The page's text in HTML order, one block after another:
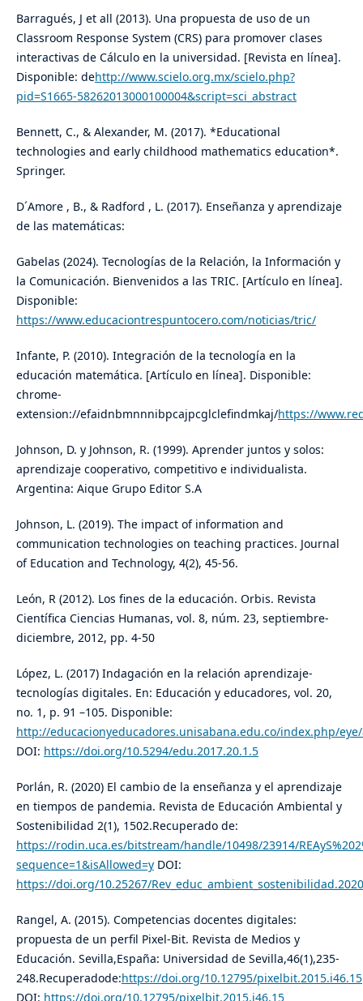
Barragués, J et all (2013). Una propuesta de uso de un
Classroom Response System (CRS) para promover clases
interactivas de Cálculo en la universidad. [Revista en línea].
Disponible: dehttp://www.scielo.org.mx/scielo.php?
pid=S1665-58262013000100004&script=sci_abstract
Bennett, C., & Alexander, M. (2017). *Educational
technologies and early childhood mathematics education*.
Springer.
D´Amore , B., & Radford , L. (2017). Enseñanza y aprendizaje
de las matemáticas:
Gabelas (2024). Tecnologías de la Relación, la Información y
la Comunicación. Bienvenidos a las TRIC. [Artículo en línea].
Disponible:
https://www.educaciontrespuntocero.com/noticias/tric/
Infante, P. (2010). Integración de la tecnología en la
educación matemática. [Artículo en línea]. Disponible:
chrome-
extension://efaidnbmnnnibpcajpcglclefindmkaj/https://
Johnson, D. y Johnson, R. (1999). Aprender juntos y solos:
aprendizaje cooperativo, competitivo e individualista.
Argentina: Aique Grupo Editor S.A
Johnson, L. (2019). The impact of information and
communication technologies on teaching practices. Journal
of Education and Technology, 4(2), 45-56.
León, R (2012). Los fines de la educación. Orbis. Revista
Científica Ciencias Humanas, vol. 8, núm. 23, septiembre-
diciembre, 2012, pp. 4-50
López, L. (2017) Indagación en la relación aprendizaje-
tecnologías digitales. En: Educación y educadores, vol. 20,
no. 1, p. 91 –105. Disponible:
http://educacionyeducadores.unisabana.edu.co/index.php/
DOI: https://doi.org/10.5294/edu.2017.20.1.5
Porlán, R. (2020) El cambio de la enseñanza y el aprendizaje
en tiempos de pandemia. Revista de Educación Ambiental y
Sostenibilidad 2(1), 1502.Recuperado de:
https://rodin.uca.es/bitstream/handle/10498/23914/
sequence=1&isAllowed=yDOI:
https://doi.org/10.25267/
Rangel, A. (2015). Competencias docentes digitales:
propuesta de un perfil Pixel-Bit. Revista de Medios y
Educación. Sevilla,España: Universidad de Sevilla,46(1),235-
248.Recuperadode:https://doi.org/10.12795/pixelbit.2015.i46.15
DOI: https://doi.org/10.12795/pixelbit.2015.i46.15